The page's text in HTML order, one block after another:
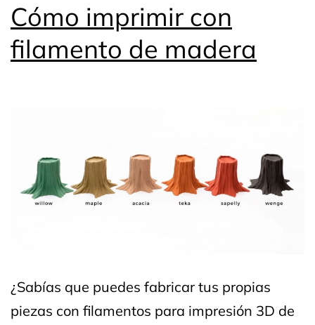
Cómo imprimir con
filamento de madera
¿Sabías que puedes fabricar tus propias
piezas con filamentos para impresión 3D de